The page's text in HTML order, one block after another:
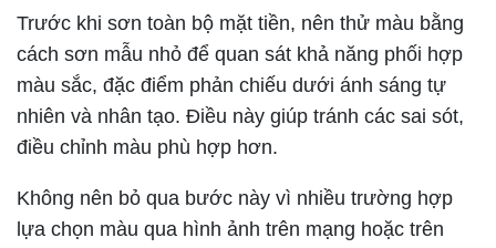
Trước khi sơn toàn bộ mặt tiền, nên thử màu bằng
cách sơn mẫu nhỏ để quan sát khả năng phối hợp
màu sắc, đặc điểm phản chiếu dưới ánh sáng tự
nhiên và nhân tạo. Điều này giúp tránh các sai sót,
điều chỉnh màu phù hợp hơn.
Không nên bỏ qua bước này vì nhiều trường hợp
lựa chọn màu qua hình ảnh trên mạng hoặc trên